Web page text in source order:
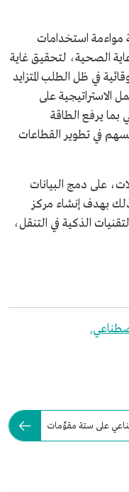
مواءمة استخدامات
الصحية، لتحقيق غاية
في ظل الطلب المتزايد
الاستراتيجية على
بما يرفع الطاقة
في تطوير القطاعات
على دمج البيانات
بهدف إنشاء مركز
الذكية في التنقل،
على ستة مقوِّمات